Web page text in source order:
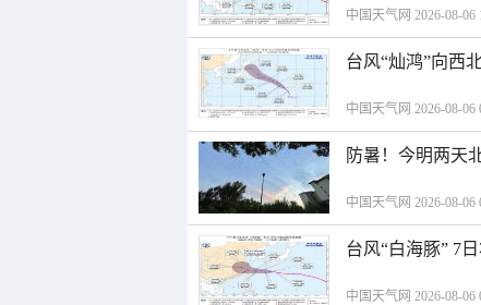
中国天气网 2026-08-06
台风“灿鸿”向西
中国天气网 2026-08-06
防暑！今明两天
中国天气网 2026-08-06
台风“白海豚” 7
中国天气网 2026-08-06